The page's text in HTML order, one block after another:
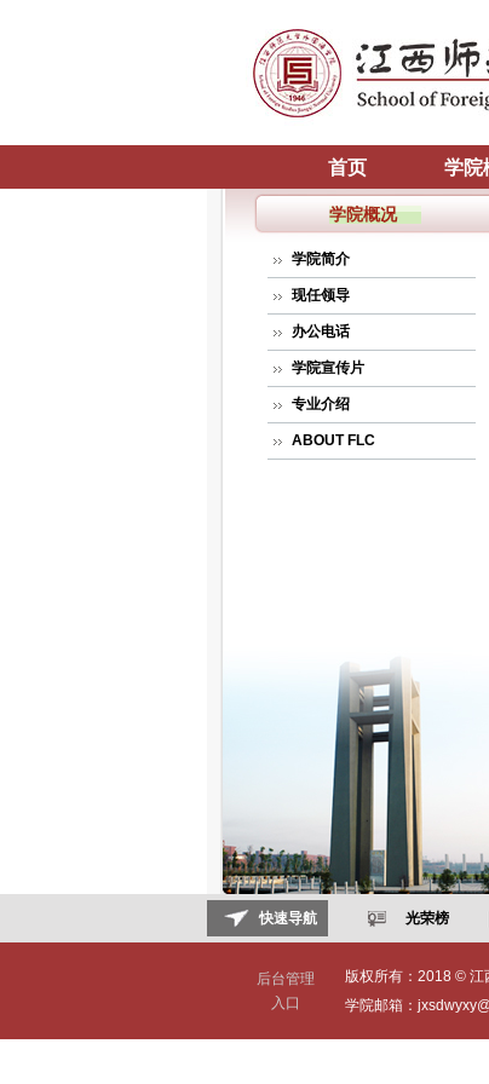
首页 学院
学院概况
学院简介
现任领导
办公电话
学院宣传片
专业介绍
ABOUT FLC
快速导航 光荣榜
后台管理
入口
版权所有：2018 ©
学院邮箱：